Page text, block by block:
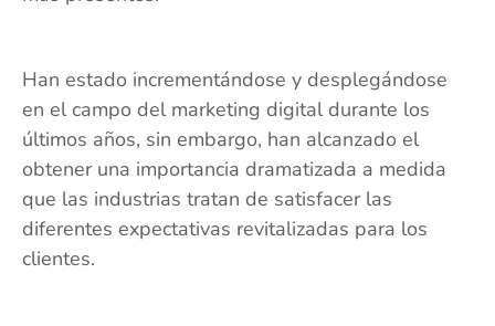
Han estado incrementándose y desplegándose
en el campo del marketing digital durante los
últimos años, sin embargo, han alcanzado el
obtener una importancia dramatizada a medida
que las industrias tratan de satisfacer las
diferentes expectativas revitalizadas para los
clientes.